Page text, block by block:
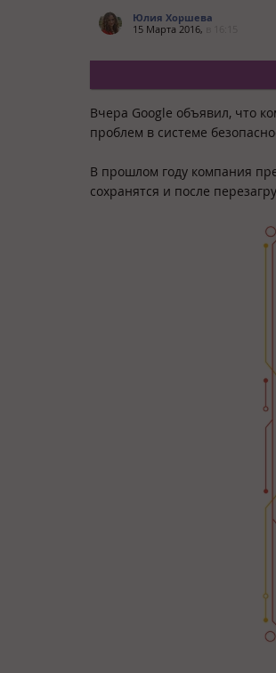
Юлия Хоршева
15 Марта 2016,
Вчера Google объявил, что
проблем в системе
В прошлом году компания
сохранятся и после